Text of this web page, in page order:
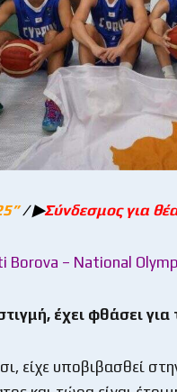
”/ ▶Σύνδεσμος για
Borova – National
έχει φθάσει
είχε υποβιβασθεί